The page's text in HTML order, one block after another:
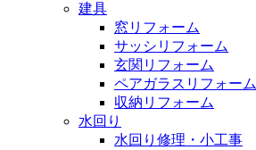
建具
窓リフォーム
サッシリフォーム
玄関リフォーム
ペアガラスリフォーム
収納リフォーム
水回り
水回り修理・小工事